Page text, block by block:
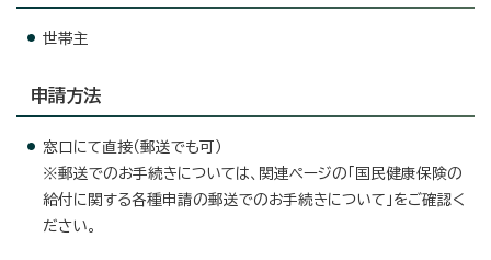
世帯主
申請方法
窓口にて直接（郵送でも可）
※郵送でのお手続きについては、関連ページの「国民健康保険の
給付に関する各種申請の郵送でのお手続きについて」をご確認く
ださい。